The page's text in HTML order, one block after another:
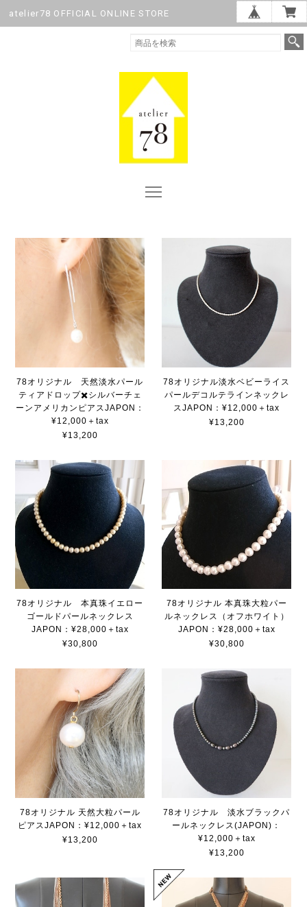
atelier78 OFFICIAL ONLINE STORE
78オリジナル 天然淡水パール
ティアドロップ✖️シルバーチェ
ーンアメリカンピアスJAPON：
¥12,000＋tax
¥13,200
78オリジナル淡水ベビーライス
パールデコルテラインネックレ
スJAPON：¥12,000＋tax
¥13,200
78オリジナル 本真珠イエロー
ゴールドパールネックレス
JAPON：¥28,000＋tax
¥30,800
78オリジナル 本真珠大粒パー
ルネックレス（オフホワイト）
JAPON：¥28,000＋tax
¥30,800
78オリジナル 天然大粒パール
ピアスJAPON：¥12,000＋tax
¥13,200
78オリジナル 淡水ブラックパ
ールネックレス(JAPON)：
¥12,000＋tax
¥13,200